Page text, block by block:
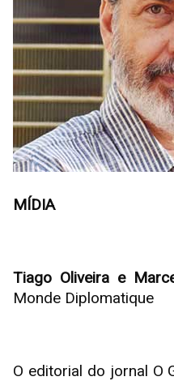
MÍDIA
Tiago Oliveira e
Monde Diplomatique
O editorial do jornal O